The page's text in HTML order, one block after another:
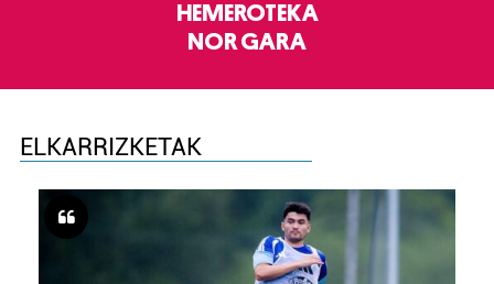
HEMEROTEKA
NOR GARA
ELKARRIZKETAK